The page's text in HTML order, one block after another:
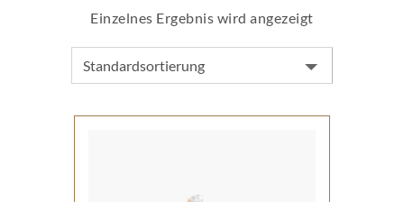
Einzelnes Ergebnis wird angezeigt